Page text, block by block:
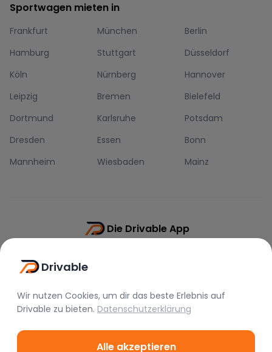
Sportwagen mieten in
Frankfurt München
Berlin
Hamburg
Stuttgart
Düsseldorf
Köln
Nürnberg
Hannover
Leipzig
Bremen
Bielefeld
Dortmund
Karlsruhe
Potsdam
Dresden
Essen
Bonn
Mannheim
Wiesbaden Mainz
Die Drivable App
Drivable
Wir nutzen Cookies, um dir das beste Erlebnis auf
Drivable zu bieten. Datenschutzerklärung
Alle akzeptieren